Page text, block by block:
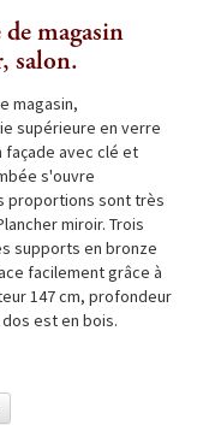
magasin
salon.
magasin,
supérieure en verre
façade avec clé et
s'ouvre
proportions sont très
miroir. Trois
supports en bronze
facilement grâce à
147 cm, profondeur
dos est en bois.